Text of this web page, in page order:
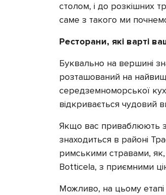
столом, і до розкішних
саме з такого ми
Ресторани, які варті
Буквально на вершині
розташований на
середземноморської
відкривається чудовий
Якщо вас приваблюють
знаходиться в районі
римськими стравами, як,
Botticela, з приємними
Можливо, на цьому етапі